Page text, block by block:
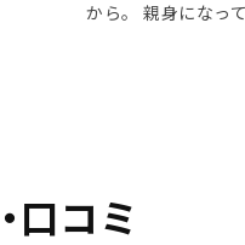
から。 親身になっ
口コミ